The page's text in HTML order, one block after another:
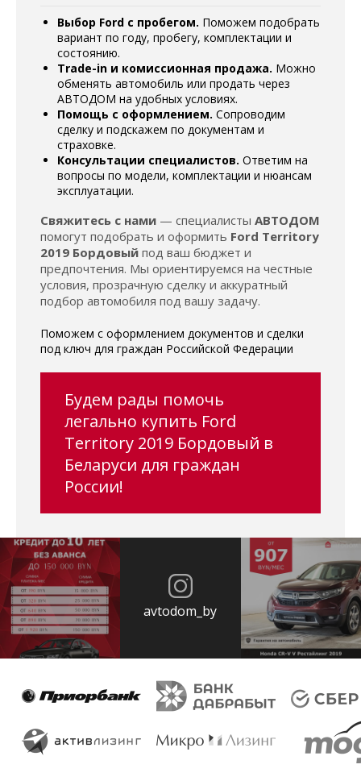
Выбор Ford с пробегом. Поможем подобрать
вариант по году, пробегу, комплектации и
состоянию.
Trade-in и комиссионная продажа. Можно
обменять автомобиль или продать через
АВТОДОМ на удобных условиях.
Помощь с оформлением. Сопроводим
сделку и подскажем по документам и
страховке.
Консультации специалистов. Ответим на
вопросы по модели, комплектации и нюансам
эксплуатации.
Свяжитесь с нами — специалисты АВТОДОМ
помогут подобрать и оформить Ford Territory
2019 Бордовый под ваш бюджет и
предпочтения. Мы ориентируемся на честные
условия, прозрачную сделку и аккуратный
подбор автомобиля под вашу задачу.
Поможем с оформлением документов и сделки
под ключ для граждан Российской Федерации
Будем рады помочь
легально купить Ford
Territory 2019 Бордовый в
Беларуси для граждан
России!
avtodom_by